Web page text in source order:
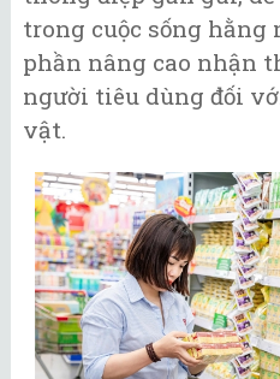
trong cuộc sống hằng
phần nâng cao nhận
người tiêu dùng đối
vật.